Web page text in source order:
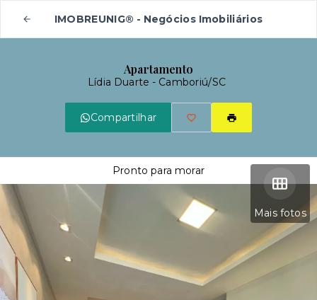
IMOBREUNIG® - Negócios Imobiliários
Apartamento
Lídia Duarte - Camboriú/SC
Compartilhar
Mais fotos
Pronto para morar